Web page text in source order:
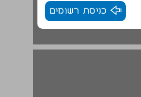
כניסת רשומים